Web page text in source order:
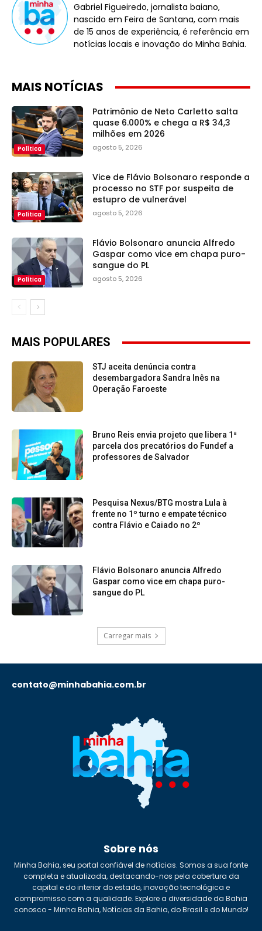
Gabriel Figueiredo, jornalista baiano,
nascido em Feira de Santana, com mais
de 15 anos de experiência, é referência em
notícias locais e inovação do Minha Bahia.
MAIS NOTÍCIAS
Política
Patrimônio de Neto Carletto salta
quase 6.000% e chega a R$ 34,3
milhões em 2026
agosto 5, 2026
Política
Vice de Flávio Bolsonaro responde a
processo no STF por suspeita de
estupro de vulnerável
agosto 5, 2026
Política
Flávio Bolsonaro anuncia Alfredo
Gaspar como vice em chapa puro-
sangue do PL
agosto 5, 2026
MAIS POPULARES
STJ aceita denúncia contra
desembargadora Sandra Inês na
Operação Faroeste
Bruno Reis envia projeto que libera 1ª
parcela dos precatórios do Fundef a
professores de Salvador
Pesquisa Nexus/BTG mostra Lula à
frente no 1º turno e empate técnico
contra Flávio e Caiado no 2º
Flávio Bolsonaro anuncia Alfredo
Gaspar como vice em chapa puro-
sangue do PL
Carregar mais
contato@minhabahia.com.br
Sobre nós
Minha Bahia, seu portal confiável de notícias. Somos a sua fonte
completa e atualizada, destacando-nos pela cobertura da
capital e do interior do estado, inovação tecnológica e
compromisso com a qualidade. Explore a diversidade da Bahia
conosco - Minha Bahia, Notícias da Bahia, do Brasil e do Mundo!